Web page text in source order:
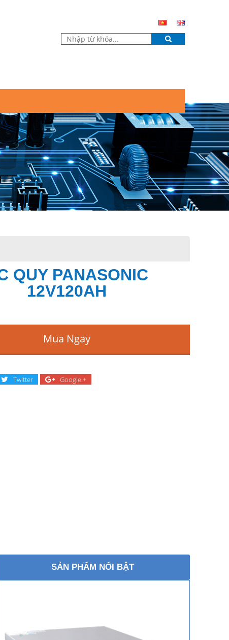
QUY PANASONIC
12V120AH
Mua Ngay
Twitter Google +
SẢN PHẨM NỔI BẬT